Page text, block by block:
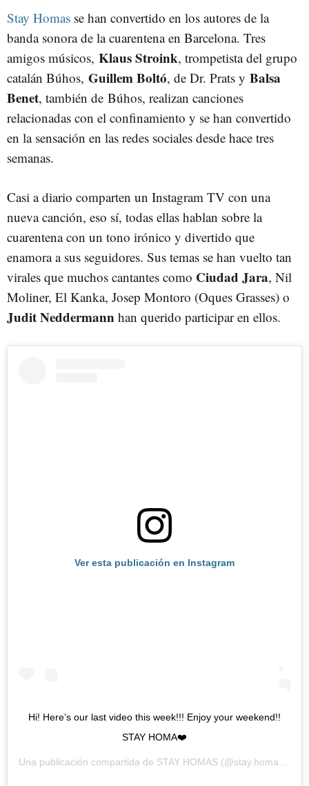
Stay Homas se han convertido en los autores de la
banda sonora de la cuarentena en Barcelona. Tres
amigos músicos, Klaus Stroink, trompetista del grupo
catalán Búhos, Guillem Boltó, de Dr. Prats y Balsa
Benet, también de Búhos, realizan canciones
relacionadas con el confinamiento y se han convertido
en la sensación en las redes sociales desde hace tres
semanas.
Casi a diario comparten un Instagram TV con una
nueva canción, eso sí, todas ellas hablan sobre la
cuarentena con un tono irónico y divertido que
enamora a sus seguidores. Sus temas se han vuelto tan
virales que muchos cantantes como Ciudad Jara, Nil
Moliner, El Kanka, Josep Montoro (Oques Grasses) o
Judit Neddermann han querido participar en ellos.
Ver esta publicación en Instagram
Hi! Here’s our last video this week!!! Enjoy your weekend!!
STAY HOMA❤️
Una publicación compartida de STAY HOMAS (@stay.homas) el